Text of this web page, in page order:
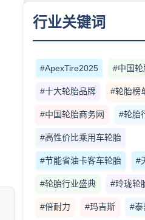
行业关键词
#ApexTire2025 #中国
#十大轮胎品牌 #轮胎榜
#中国轮胎商务网 #轮胎
#高性价比乘用车轮胎
#节能省油卡客车轮胎 #
#轮胎行业盛典 #玲珑轮
#倍耐力 #玛吉斯 #泰